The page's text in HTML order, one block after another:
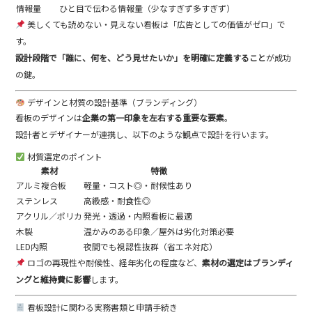
情報量
ひと目で伝わる情報量（少なすぎず多すぎず）
美しくても読めない・見えない看板は「広告としての価値がゼロ」で
す。
設計段階で「誰に、何を、どう見せたいか」を明確に定義することが成功
の鍵。
デザインと材質の設計基準（ブランディング）
看板のデザインは企業の第一印象を左右する重要な要素。
設計者とデザイナーが連携し、以下のような観点で設計を行います。
材質選定のポイント
素材
特徴
アルミ複合板
軽量・コスト◎・耐候性あり
ステンレス
高級感・耐食性◎
アクリル／ポリカ 発光・透過・内照看板に最適
木製
温かみのある印象／屋外は劣化対策必要
LED内照
夜間でも視認性抜群（省エネ対応）
ロゴの再現性や耐候性、経年劣化の程度など、素材の選定はブランディ
ングと維持費に影響します。
看板設計に関わる実務書類と申請手続き